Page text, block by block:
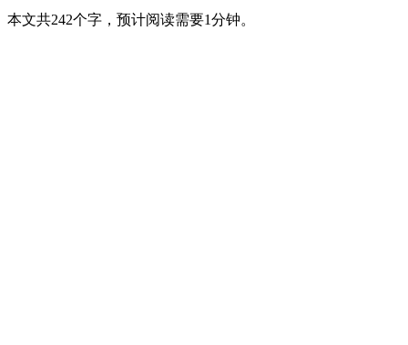
本文共242个字，预计阅读需要1分钟。